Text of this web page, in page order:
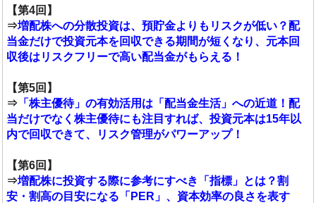
【第4回】
⇒増配株への分散投資は、預貯金よりもリスクが低い？配
当金だけで投資元本を回収できる期間が短くなり、元本回
収後はリスクフリーで高い配当金がもらえる！
【第5回】
⇒「株主優待」の有効活用は「配当金生活」への近道！配
当だけでなく株主優待にも注目すれば、投資元本は15年以
内で回収できて、リスク管理がパワーアップ！
【第6回】
⇒増配株に投資する際に参考にすべき「指標」とは？割
安・割高の目安になる「PER」、資本効率の良さを表す